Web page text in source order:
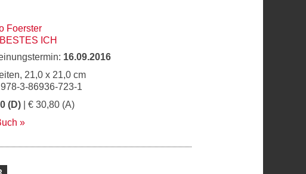
Foerster
ICH
16.09.2016
21,0 x 21,0 cm
3-86936-723-1
(D) | € 30,80 (A)